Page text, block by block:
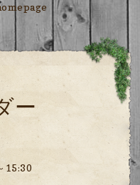
ー
15:30